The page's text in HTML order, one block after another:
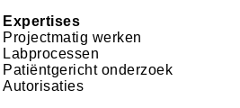
Expertises
Projectmatig werken
Labprocessen
Patiëntgericht onderzoek
Autorisaties